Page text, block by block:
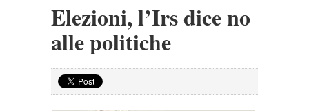
Elezioni, l’Irs dice no
alle politiche